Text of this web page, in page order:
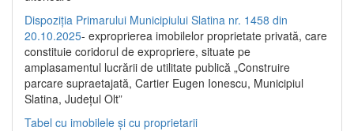
Dispoziția Primarului Municipiului Slatina nr. 1458 din
20.10.2025- exproprierea imobilelor proprietate privată, care
constituie coridorul de expropriere, situate pe
amplasamentul lucrării de utilitate publică „Construire
parcare supraetajată, Cartier Eugen Ionescu, Municipiul
Slatina, Județul Olt”
Tabel cu imobilele și cu proprietarii